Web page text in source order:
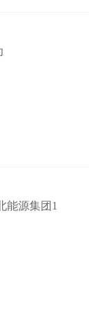
能源集团1